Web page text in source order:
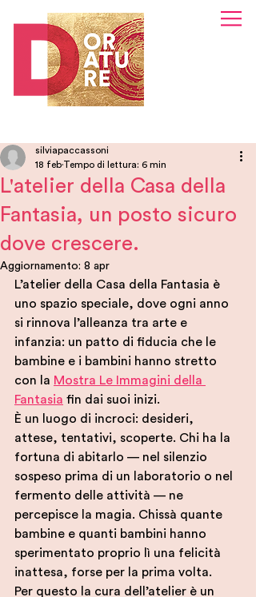
L'atelier della Casa della
Fantasia, un posto sicuro
dove crescere.
silviapaccassoni
18 feb Tempo di lettura: 6 min
Aggiornamento: 8 apr
L’atelier della Casa della Fantasia è
uno spazio speciale, dove ogni anno
si rinnova l’alleanza tra arte e
infanzia: un patto di fiducia che le
bambine e i bambini hanno stretto
con la Mostra Le Immagini della
Fantasia fin dai suoi inizi.
È un luogo di incroci: desideri,
attese, tentativi, scoperte. Chi ha la
fortuna di abitarlo — nel silenzio
sospeso prima di un laboratorio o nel
fermento delle attività — ne
percepisce la magia. Chissà quante
bambine e quanti bambini hanno
sperimentato proprio lì una felicità
inattesa, forse per la prima volta.
Per questo la cura dell’atelier è un